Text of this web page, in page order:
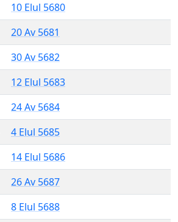
10 Elul 5680
20 Av 5681
30 Av 5682
12 Elul 5683
24 Av 5684
4 Elul 5685
14 Elul 5686
26 Av 5687
8 Elul 5688